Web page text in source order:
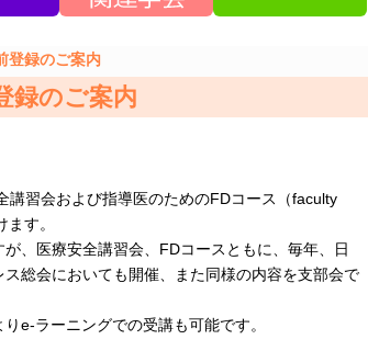
登録のご案内
録のご案内
習会および指導医のためのFDコース（faculty
す。
、医療安全講習会、FDコースともに、毎年、日
総会においても開催、また同様の内容を支部会で
e-ラーニングでの受講も可能です。